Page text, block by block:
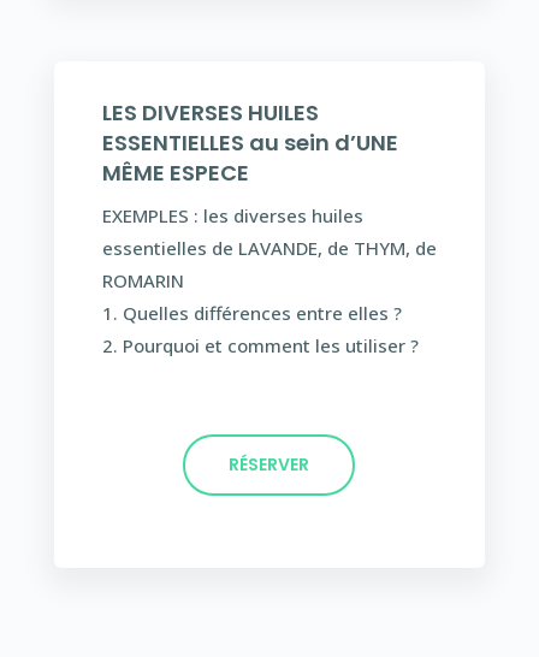
LES DIVERSES HUILES
ESSENTIELLES au sein d’UNE
MÊME ESPECE
EXEMPLES : les diverses huiles
essentielles de LAVANDE, de THYM, de
ROMARIN
1. Quelles différences entre elles ?
2. Pourquoi et comment les utiliser ?
RÉSERVER